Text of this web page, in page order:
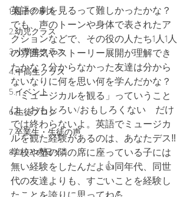
1.親子クラス
2.幼児クラス
3.小学生クラス
4.中高生クラス
5.イベント
6.生徒ブログ
7.卒業生・生徒の声
8.ELS21の日々
英語の劇を見るって難しかったかな？
でも、声のトーンや身体で表されたア
クションなどで、その役の人たち1人1人
の雰囲気やストーリー展開が理解でき
たかな？分からなかった友達は分から
ないなりに何を思い何を学んだかな？
「ミュージカルを観る」っていうこと
は、おもしろい/おもしろくない　だけ
では終わらないよ。英語でミュージカ
ルを観た経験があるのは、あなたデス‼️
学校や塾の隣の席に座っている子には
無い経験をしたんだよ👍同年代、同世
代の友達よりも、すごいことを経験し